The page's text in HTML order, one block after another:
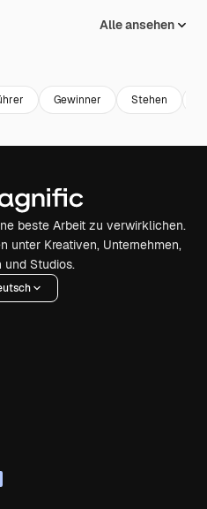
Alle ansehen
Gewinner Stehen
beste Arbeit zu verwirklichen.
unter Kreativen, Unternehmen,
und Studios.